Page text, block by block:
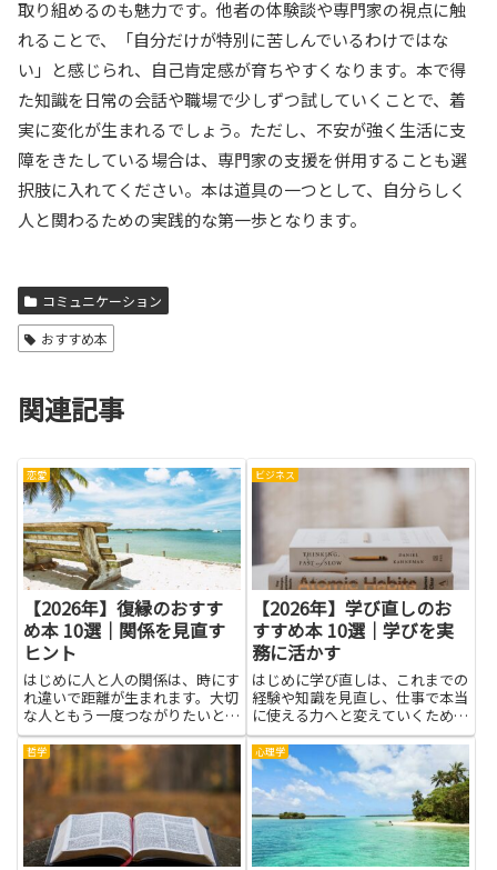
取り組めるのも魅力です。他者の体験談や専門家の視点に触
れることで、「自分だけが特別に苦しんでいるわけではな
い」と感じられ、自己肯定感が育ちやすくなります。本で得
た知識を日常の会話や職場で少しずつ試していくことで、着
実に変化が生まれるでしょう。ただし、不安が強く生活に支
障をきたしている場合は、専門家の支援を併用することも選
択肢に入れてください。本は道具の一つとして、自分らしく
人と関わるための実践的な第一歩となります。
コミュニケーション
おすすめ本
関連記事
恋愛
【2026年】復縁のおすす
め本 10選｜関係を見直す
ヒント
はじめに人と人の関係は、時にす
れ違いで距離が生まれます。大切
な人ともう一度つながりたいと感
じたとき、柔らかい気持ちで自分
の気持ちを確かめ、関係を見直す
ヒントを探す人は多いです。この
記事は、復縁を望む人のために、
難しい言葉を使わずに役立つ考
ビジネス
【2026年】学び直しのお
すすめ本 10選｜学びを実
務に活かす
はじめに学び直しは、これまでの
経験や知識を見直し、仕事で本当
に使える力へと変えていくための
大切なプロセスです。本記事で紹
介する書籍を通じて、基礎の再確
認や新しい視点の獲得、日常業務
に直結する実践的な知識を効率よ
く吸収できます。学びを実務に
活...
哲学 心理学